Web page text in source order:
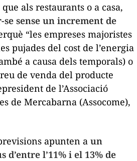
als restaurants o a casa,
sense un increment de
“les empreses majoristes
pujades del cost de l’energia
a causa dels temporals) o
de venda del producte
de l’Associació
de Mercabarna (Assocome),
apunten a un
l’11% i el 13% de